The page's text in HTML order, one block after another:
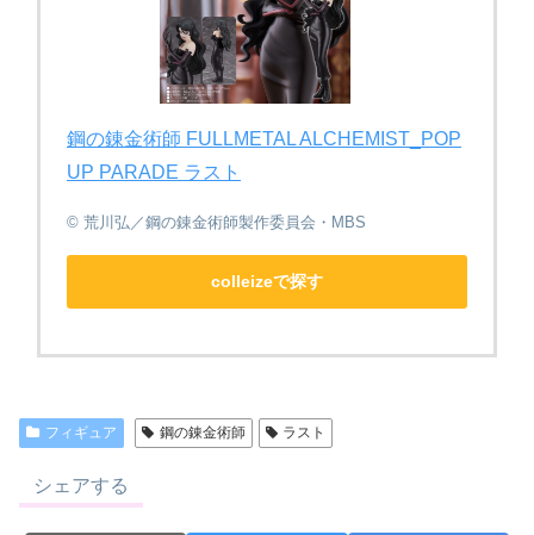
鋼の錬金術師 FULLMETAL ALCHEMIST_POP
UP PARADE ラスト
© 荒川弘／鋼の錬金術師製作委員会・MBS
colleizeで探す
フィギュア 鋼の錬金術師 ラスト
シェアする